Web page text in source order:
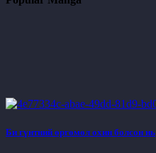
Би гүнтний өргөмөл охин болсон нь